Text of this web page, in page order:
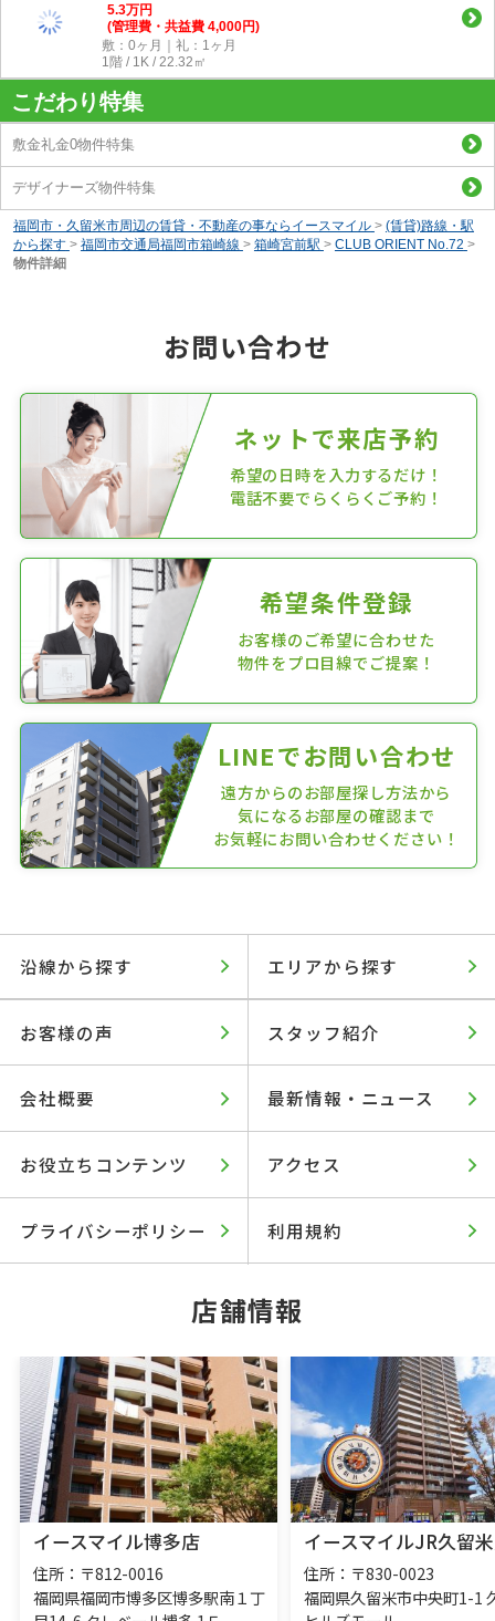
5.3万円
(管理費・共益費 4,000円)
敷：0ヶ月｜礼：1ヶ月
1階 / 1K / 22.32㎡
こだわり特集
敷金礼金0物件特集
デザイナーズ物件特集
福岡市・久留米市周辺の賃貸・不動産の事ならイースマイル > (賃貸)路線・駅
から探す > 福岡市交通局福岡市箱崎線 > 箱崎宮前駅 > CLUB ORIENT No.72 >
物件詳細
お問い合わせ
ネットで来店予約
希望の日時を入力するだけ！
電話不要でらくらくご予約！
希望条件登録
お客様のご希望に合わせた
物件をプロ目線でご提案！
LINEでお問い合わせ
遠方からのお部屋探し方法から
気になるお部屋の確認まで
お気軽にお問い合わせください！
沿線から探す エリアから探す
お客様の声 スタッフ紹介
会社概要 最新情報・ニュース
お役立ちコンテンツ アクセス
プライバシーポリシー 利用規約
店舗情報
イースマイル博多店
住所：〒812-0016
福岡県福岡市博多区博多駅南１丁
イースマイルJR久留
住所：〒830-0023
福岡県久留米市中央町1-1